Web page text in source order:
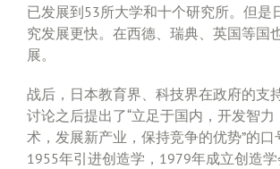
已发展到53所大学和十个研究所。但是
究发展更快。在西德、瑞典、英国等国
展。
战后，日本教育界、科技界在政府的支
讨论之后提出了“立足于国内，开发智力
术，发展新产业，保持竞争的优势”的口
1955年引进创造学，1979年成立创造